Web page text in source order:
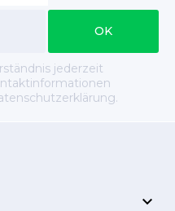
jederzeit
